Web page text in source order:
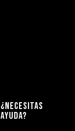
¿NECESITAS
AYUDA?